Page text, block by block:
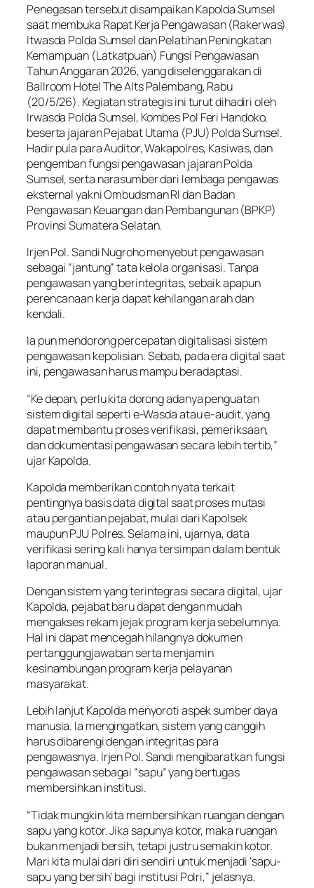
Penegasan tersebut disampaikan Kapolda Sumsel
saat membuka Rapat Kerja Pengawasan (Rakerwas)
Itwasda Polda Sumsel dan Pelatihan Peningkatan
Kemampuan (Latkatpuan) Fungsi Pengawasan
Tahun Anggaran 2026, yang diselenggarakan di
Ballroom Hotel The Alts Palembang, Rabu
(20/5/26). Kegiatan strategis ini turut dihadiri oleh
Irwasda Polda Sumsel, Kombes Pol Feri Handoko,
beserta jajaran Pejabat Utama (PJU) Polda Sumsel.
Hadir pula para Auditor, Wakapolres, Kasiwas, dan
pengemban fungsi pengawasan jajaran Polda
Sumsel, serta narasumber dari lembaga pengawas
eksternal yakni Ombudsman RI dan Badan
Pengawasan Keuangan dan Pembangunan (BPKP)
Provinsi Sumatera Selatan.
Irjen Pol. Sandi Nugroho menyebut pengawasan
sebagai “jantung” tata kelola organisasi. Tanpa
pengawasan yang berintegritas, sebaik apapun
perencanaan kerja dapat kehilangan arah dan
kendali.
Ia pun mendorong percepatan digitalisasi sistem
pengawasan kepolisian. Sebab, pada era digital saat
ini, pengawasan harus mampu beradaptasi.
“Ke depan, perlu kita dorong adanya penguatan
sistem digital seperti e-Wasda atau e-audit, yang
dapat membantu proses verifikasi, pemeriksaan,
dan dokumentasi pengawasan secara lebih tertib,”
ujar Kapolda.
Kapolda memberikan contoh nyata terkait
pentingnya basis data digital saat proses mutasi
atau pergantian pejabat, mulai dari Kapolsek
maupun PJU Polres. Selama ini, ujarnya, data
verifikasi sering kali hanya tersimpan dalam bentuk
laporan manual.
Dengan sistem yang terintegrasi secara digital, ujar
Kapolda, pejabat baru dapat dengan mudah
mengakses rekam jejak program kerja sebelumnya.
Hal ini dapat mencegah hilangnya dokumen
pertanggungjawaban serta menjamin
kesinambungan program kerja pelayanan
masyarakat.
Lebih lanjut Kapolda menyoroti aspek sumber daya
manusia. Ia mengingatkan, sistem yang canggih
harus dibarengi dengan integritas para
pengawasnya. Irjen Pol. Sandi mengibaratkan fungsi
pengawasan sebagai “sapu” yang bertugas
membersihkan institusi.
“Tidak mungkin kita membersihkan ruangan dengan
sapu yang kotor. Jika sapunya kotor, maka ruangan
bukan menjadi bersih, tetapi justru semakin kotor.
Mari kita mulai dari diri sendiri untuk menjadi ‘sapu-
sapu yang bersih’ bagi institusi Polri,” jelasnya.